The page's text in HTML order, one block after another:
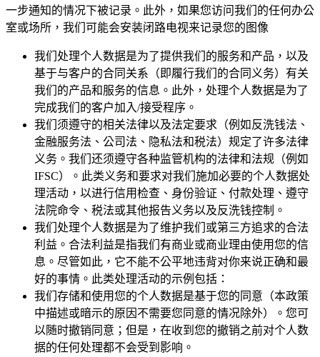
一步通知的情况下被记录。此外，如果您访问我们的任何办公
室或场所，我们可能会安装闭路电视来记录您的图像
我们处理个人数据是为了提供我们的服务和产品，以及
基于与客户的合同关系（即履行我们的合同义务）有关
我们的产品和服务的信息。此外，处理个人数据是为了
完成我们的客户加入/接受程序。
我们须遵守的相关法律以及法定要求（例如反洗钱法、
金融服务法、公司法、隐私法和税法）规定了许多法律
义务。我们还须遵守各种监管机构的法律和法规（例如
IFSC）。此类义务和要求对我们施加必要的个人数据处
理活动，以进行信用检查、身份验证、付款处理、遵守
法院命令、税法或其他报告义务以及反洗钱控制。
我们处理个人数据是为了维护我们或第三方追求的合法
利益。合法利益是指我们有商业或商业理由使用您的信
息。尽管如此，它不能不公平地违背对你来说正确和最
好的事情。此类处理活动的示例包括：
我们存储和使用您的个人数据是基于您的同意（本政策
中描述或暗示的原因不需要您同意的情况除外）。您可
以随时撤销同意；但是，在收到您的撤销之前对个人数
据的任何处理都不会受到影响。